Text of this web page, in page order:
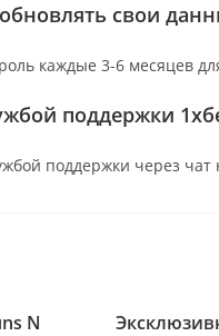
свои
каждые 3-6 месяцев
поддержки
поддержки через
N